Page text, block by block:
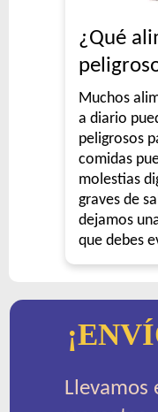
¿Qué
Muchos
a diario
peligrosos
comidas
molestias
graves de
dejamos
que debes
Llevamos